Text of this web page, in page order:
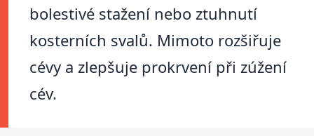
bolestivé stažení nebo ztuhnutí
kosterních svalů. Mimoto rozšiřuje
cévy a zlepšuje prokrvení při zúžení
cév.